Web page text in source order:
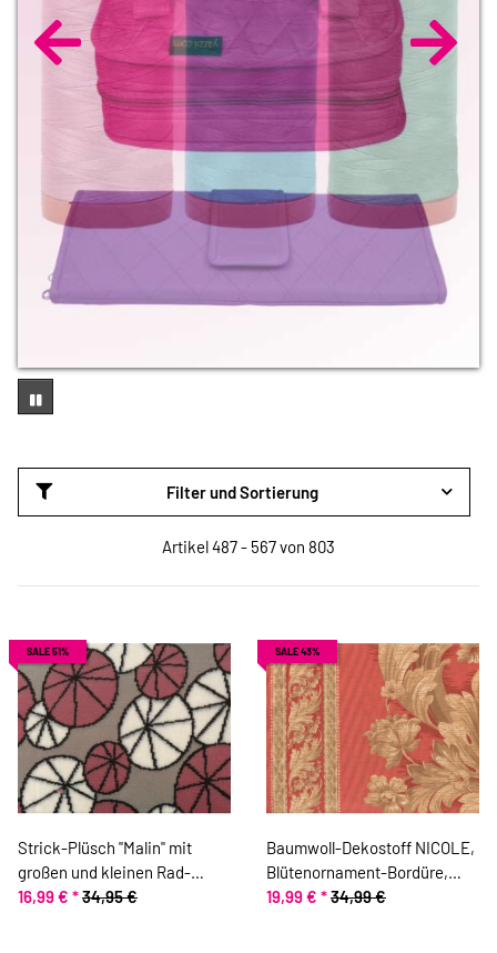
Filter und Sortierung
Artikel 487 - 567 von 803
SALE 51%
Strick-Plüsch "Malin" mit
großen und kleinen Rad-
Kreisen, altrosa-grau-
16,99 € *34,95 €
SALE 43%
Baumwoll-Dekostoff NICOLE,
Blütenornament-Bordüre,
pastellrot
19,99 € *34,99 €